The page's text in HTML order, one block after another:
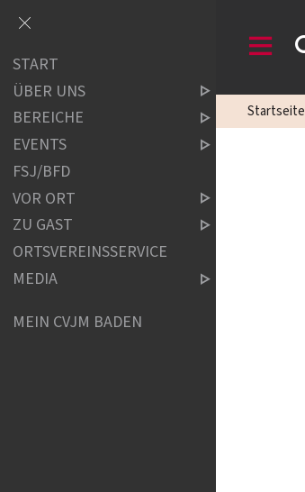
Startseite
START
ÜBER UNS
BEREICHE
EVENTS
FSJ/BFD
VOR ORT
ZU GAST
ORTSVEREINSSERVICE
MEDIA
MEIN CVJM BADEN